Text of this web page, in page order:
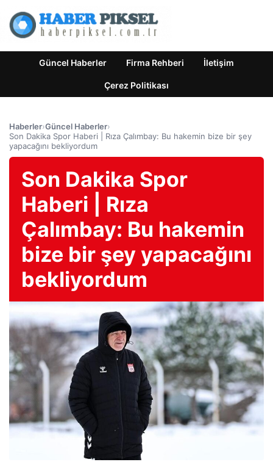
Güncel Haberler Firma Rehberi İletişim
Çerez Politikası
Haberler›Güncel Haberler›
Son Dakika Spor Haberi | Rıza Çalımbay: Bu hakemin bize bir şey
yapacağını bekliyordum
Son Dakika Spor
Haberi | Rıza
Çalımbay: Bu hakemin
bize bir şey yapacağını
bekliyordum